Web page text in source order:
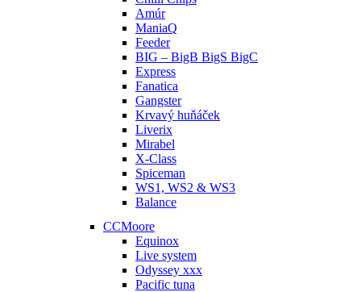
Amúr
ManiaQ
Feeder
BIG – BigB BigS BigC
Express
Fanatica
Gangster
Krvavý huňáček
Liverix
Mirabel
X-Class
Spiceman
WS1, WS2 & WS3
Balance
CCMoore
Equinox
Live system
Odyssey xxx
Pacific tuna